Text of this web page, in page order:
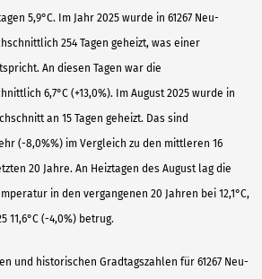
5,9°C. Im Jahr 2025 wurde in 61267 Neu-
254 Tagen geheizt, was einer
An diesen Tagen war die
6,7°C (+13,0%). Im August 2025 wurde in
an 15 Tagen geheizt. Das sind
(-8,0%%) im Vergleich zu den mittleren 16
20 Jahre. An Heiztagen des August lag die
in den vergangenen 20 Jahren bei 12,1°C,
11,6°C (-4,0%) betrug.
und historischen Gradtagszahlen für 61267 Neu-